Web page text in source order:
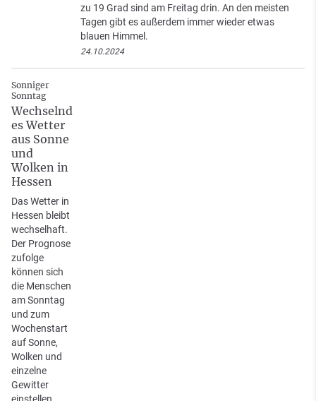
zu 19 Grad sind am Freitag drin. An den meisten
Tagen gibt es außerdem immer wieder etwas
blauen Himmel.
24.10.2024
Sonniger
Sonntag
Wechselnd
es Wetter
aus Sonne
und
Wolken in
Hessen
Das Wetter in
Hessen bleibt
wechselhaft.
Der Prognose
zufolge
können sich
die Menschen
am Sonntag
und zum
Wochenstart
auf Sonne,
Wolken und
einzelne
Gewitter
einstellen.